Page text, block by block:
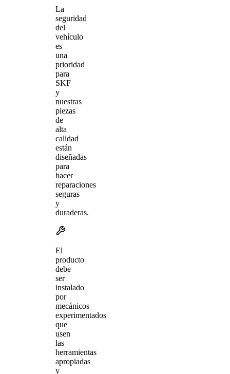
La
seguridad
del
vehículo
es
una
prioridad
para
SKF
y
nuestras
piezas
de
alta
calidad
están
diseñadas
para
hacer
reparaciones
seguras
y
duraderas.
El
producto
debe
ser
instalado
por
mecánicos
experimentados
que
usen
las
herramientas
apropiadas
y